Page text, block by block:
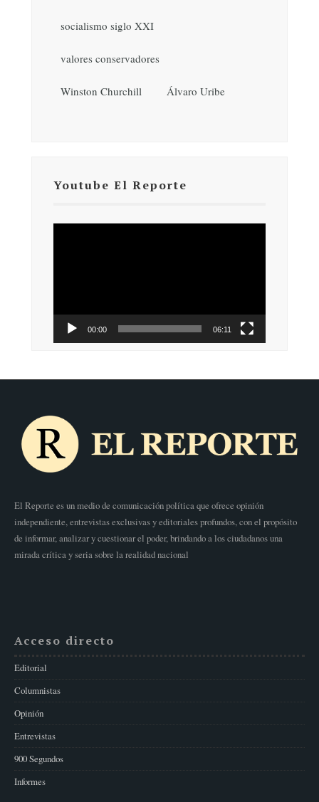
socialismo siglo XXI
valores conservadores
Winston Churchill Álvaro Uribe
Youtube El Reporte
00:00 06:11
El Reporte es un medio de comunicación política que ofrece opinión
independiente, entrevistas exclusivas y editoriales profundos, con el propósito
de informar, analizar y cuestionar el poder, brindando a los ciudadanos una
mirada crítica y seria sobre la realidad nacional
Acceso directo
Editorial
Columnistas
Opinión
Entrevistas
900 Segundos
Informes